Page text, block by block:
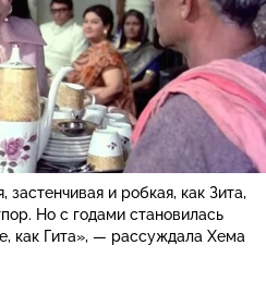
и робкая, как Зита,
Но с годами становилась
как Гита», — рассуждала Хема